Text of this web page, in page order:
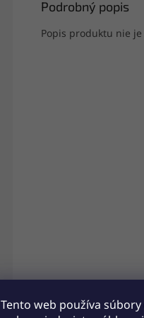
Tento web používa
Podrobný popis
Popis produktu nie